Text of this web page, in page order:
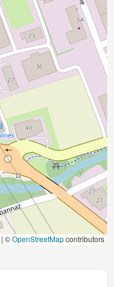
| ©OpenStreetMapcontributors